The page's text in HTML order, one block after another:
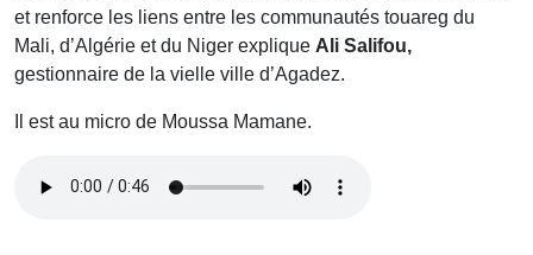
et renforce les liens entre les communautés touareg du
Mali, d’Algérie et du Niger explique Ali Salifou,
gestionnaire de la vielle ville d’Agadez.
Il est au micro de Moussa Mamane.